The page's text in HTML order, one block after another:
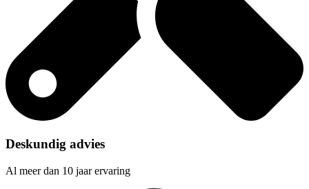
Deskundig advies
Al meer dan 10 jaar ervaring